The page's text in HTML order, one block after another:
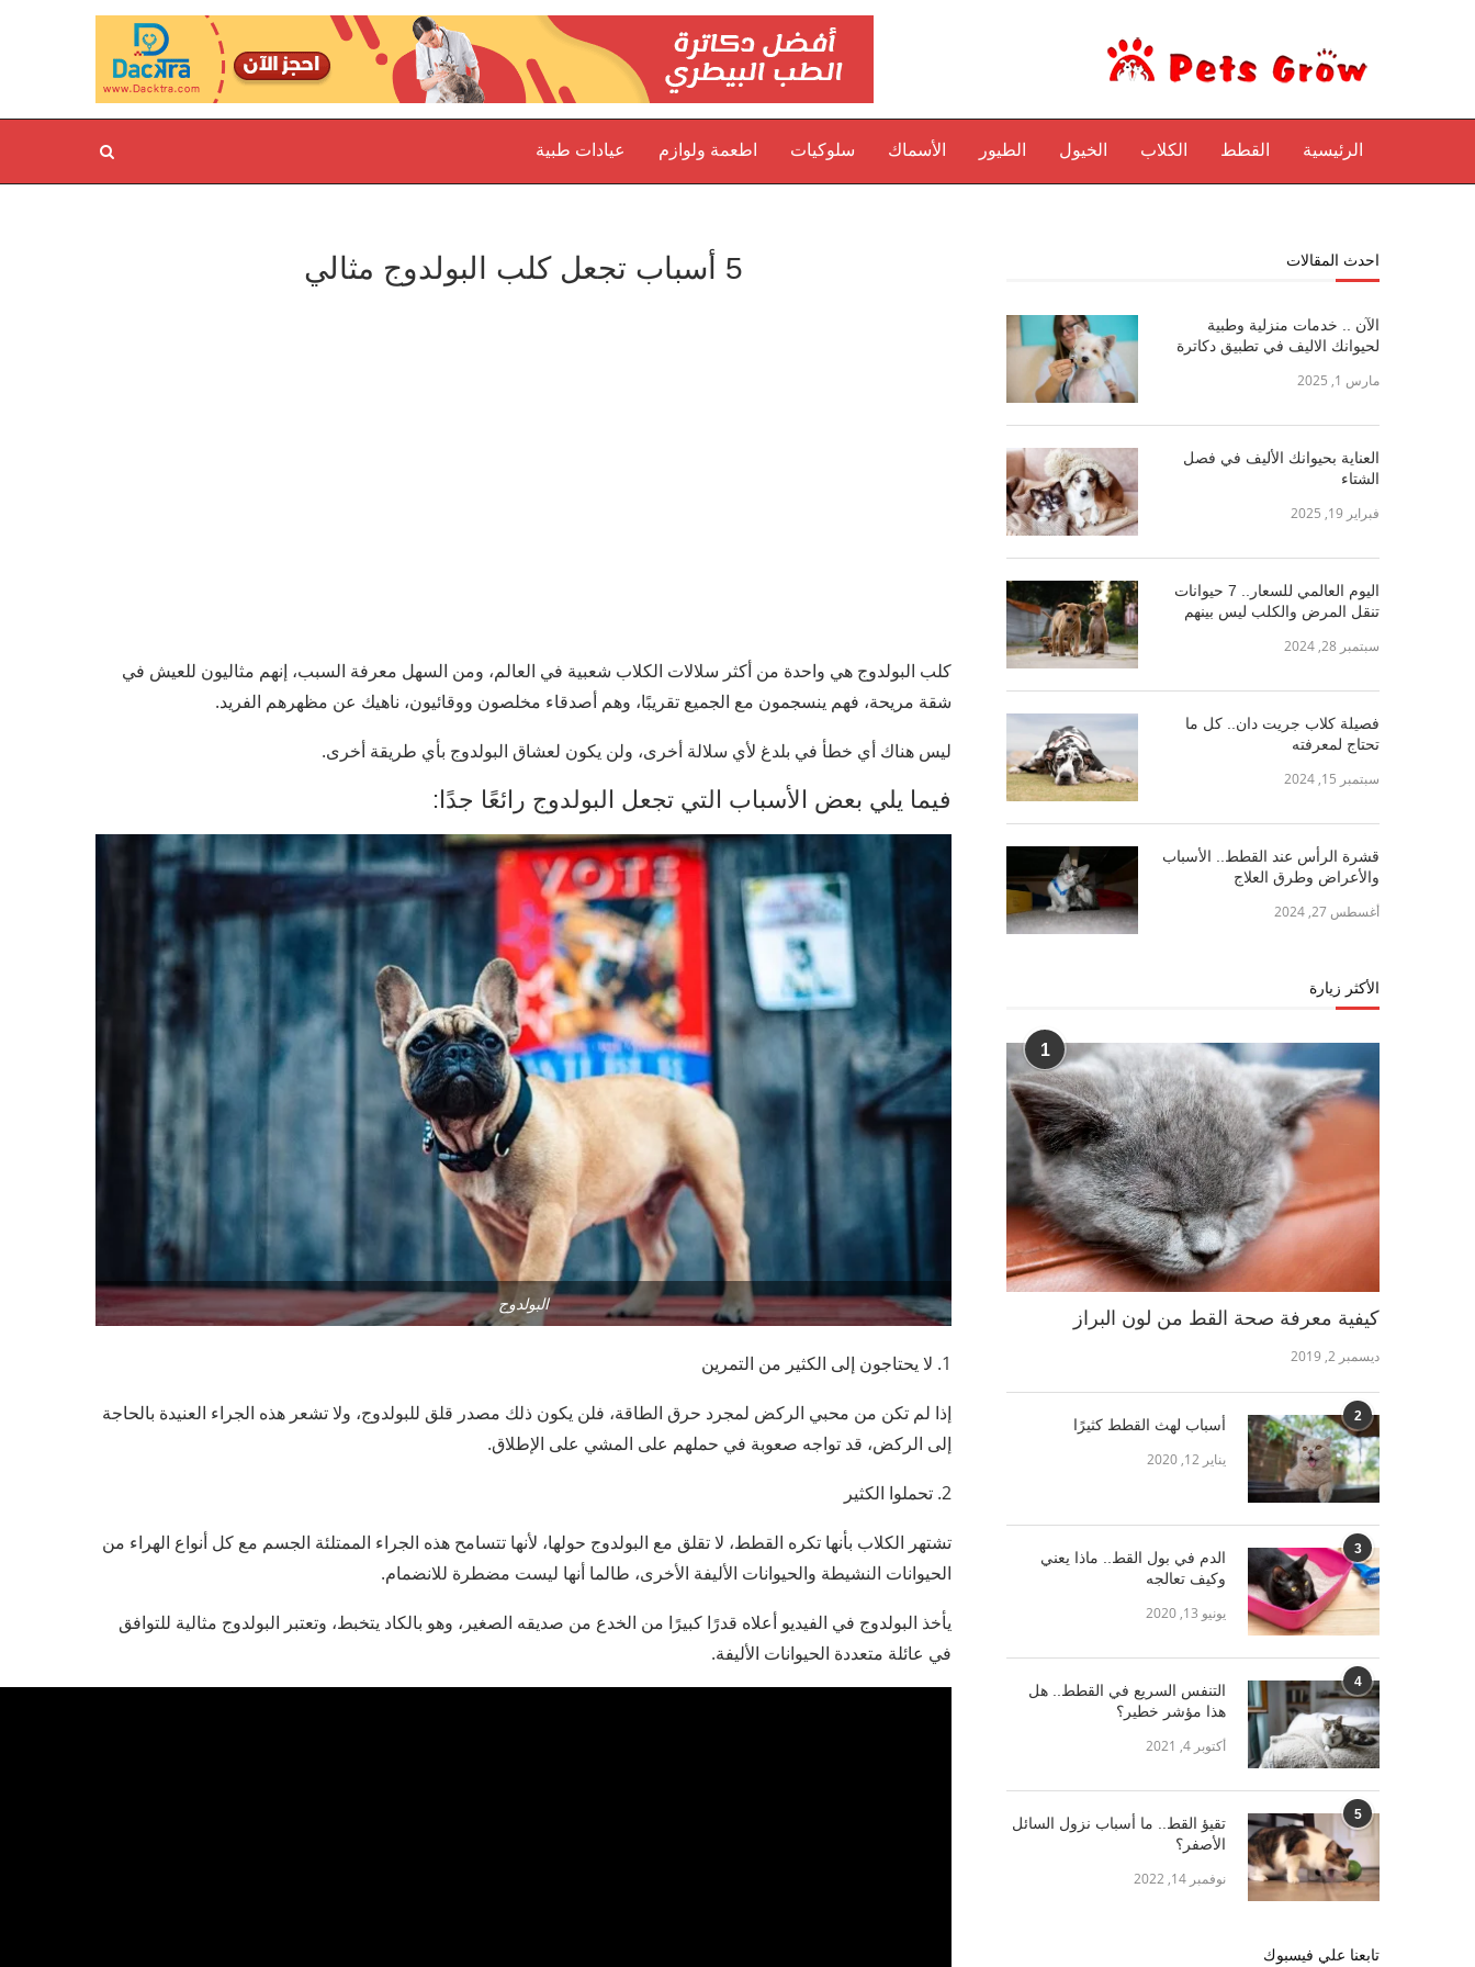
الرئيسية القطط الكلاب الخيول الطيور الأسماك سلوكيات اطعمة ولوازم عيادات طبية
5 أسباب تجعل كلب البولدوج مثالي
كلب البولدوج هي واحدة من أكثر سلالات الكلاب شعبية في العالم، ومن السهل معرفة السبب، إنهم مثاليون للعيش في
شقة مريحة، فهم ينسجمون مع الجميع تقريبًا، وهم أصدقاء مخلصون ووقائيون، ناهيك عن مظهرهم الفريد.
ليس هناك أي خطأ في بلدغ لأي سلالة أخرى، ولن يكون لعشاق البولدوج بأي طريقة أخرى.
فيما يلي بعض الأسباب التي تجعل البولدوج رائعًا جدًا:
البولدوج
1. لا يحتاجون إلى الكثير من التمرين
إذا لم تكن من محبي الركض لمجرد حرق الطاقة، فلن يكون ذلك مصدر قلق للبولدوج، ولا تشعر هذه الجراء العنيدة بالحاجة
إلى الركض، قد تواجه صعوبة في حملهم على المشي على الإطلاق.
2. تحملوا الكثير
تشتهر الكلاب بأنها تكره القطط، لا تقلق مع البولدوج حولها، لأنها تتسامح هذه الجراء الممتلئة الجسم مع كل أنواع الهراء من
الحيوانات النشيطة والحيوانات الأليفة الأخرى، طالما أنها ليست مضطرة للانضمام.
يأخذ البولدوج في الفيديو أعلاه قدرًا كبيرًا من الخدع من صديقه الصغير، وهو بالكاد يتخبط، وتعتبر البولدوج مثالية للتوافق
في عائلة متعددة الحيوانات الأليفة.
احدث المقالات
الآن .. خدمات منزلية وطبية
لحيوانك الاليف في تطبيق دكاترة
مارس 1, 2025
العناية بحيوانك الأليف في فصل
الشتاء
فبراير 19, 2025
اليوم العالمي للسعار.. 7 حيوانات
تنقل المرض والكلب ليس بينهم
سبتمبر 28, 2024
فصيلة كلاب جريت دان.. كل ما
تحتاج لمعرفته
سبتمبر 15, 2024
قشرة الرأس عند القطط.. الأسباب
والأعراض وطرق العلاج
أغسطس 27, 2024
الأكثر زيارة
1
كيفية معرفة صحة القط من لون البراز
ديسمبر 2, 2019
2 أسباب لهث القطط كثيرًا
يناير 12, 2020
3
الدم في بول القط.. ماذا يعني
وكيف تعالجه
يونيو 13, 2020
4
التنفس السريع في القطط.. هل
هذا مؤشر خطير؟
أكتوبر 4, 2021
5
تقيؤ القط.. ما أسباب نزول السائل
الأصفر؟
نوفمبر 14, 2022
تابعنا علي فيسبوك